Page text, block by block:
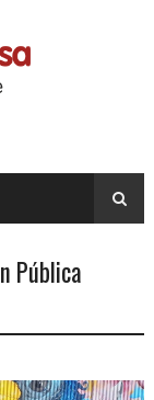
Pública